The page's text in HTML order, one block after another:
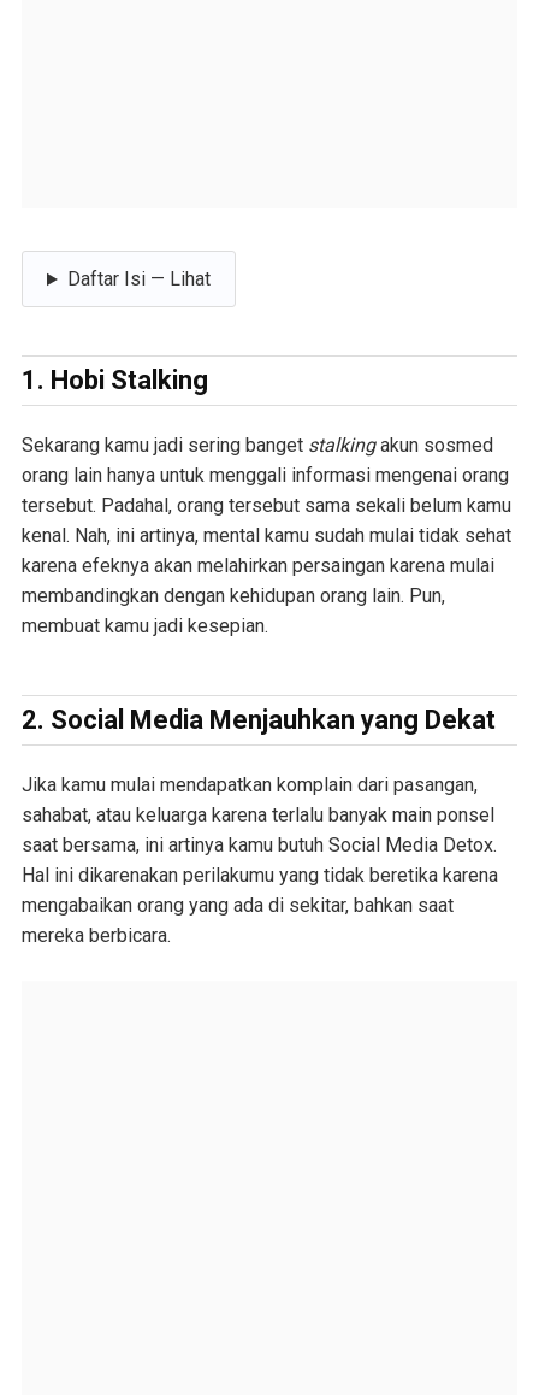
Daftar Isi — Lihat
1. Hobi Stalking
Sekarang kamu jadi sering banget stalkingakun sosmed
orang lain hanya untuk menggali informasi mengenai orang
tersebut. Padahal, orang tersebut sama sekali belum kamu
kenal. Nah, ini artinya, mental kamu sudah mulai tidak sehat
karena efeknya akan melahirkan persaingan karena mulai
membandingkan dengan kehidupan orang lain. Pun,
membuat kamu jadi kesepian.
2. Social Media Menjauhkan yang Dekat
Jika kamu mulai mendapatkan komplain dari pasangan,
sahabat, atau keluarga karena terlalu banyak main ponsel
saat bersama, ini artinya kamu butuh Social Media Detox.
Hal ini dikarenakan perilakumu yang tidak beretika karena
mengabaikan orang yang ada di sekitar, bahkan saat
mereka berbicara.